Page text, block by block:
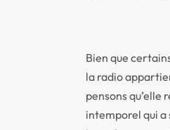
Bien que
la radio
pensons qu’elle
intemporel qui a